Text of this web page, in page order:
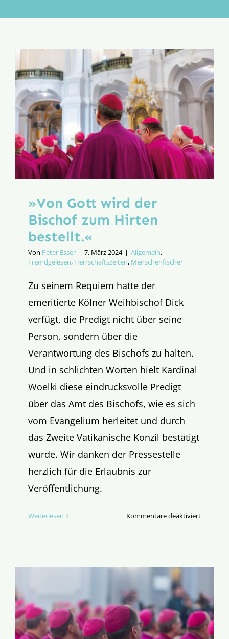
Aktion
»Von Gott wird der
Bischof zum Hirten
bestellt.«
Von Peter Esser | 7. März 2024 | Allgemein,
Fremdgelesen, Herrschaftszeiten, Menschenfischer
Zu seinem Requiem hatte der
emeritierte Kölner Weihbischof Dick
verfügt, die Predigt nicht über seine
Person, sondern über die
Verantwortung des Bischofs zu halten.
Und in schlichten Worten hielt Kardinal
Woelki diese eindrucksvolle Predigt
über das Amt des Bischofs, wie es sich
vom Evangelium herleitet und durch
das Zweite Vatikanische Konzil bestätigt
wurde. Wir danken der Pressestelle
herzlich für die Erlaubnis zur
Veröffentlichung.
Weiterlesen Kommentare deaktiviertfür
Hirten
bestellt.«